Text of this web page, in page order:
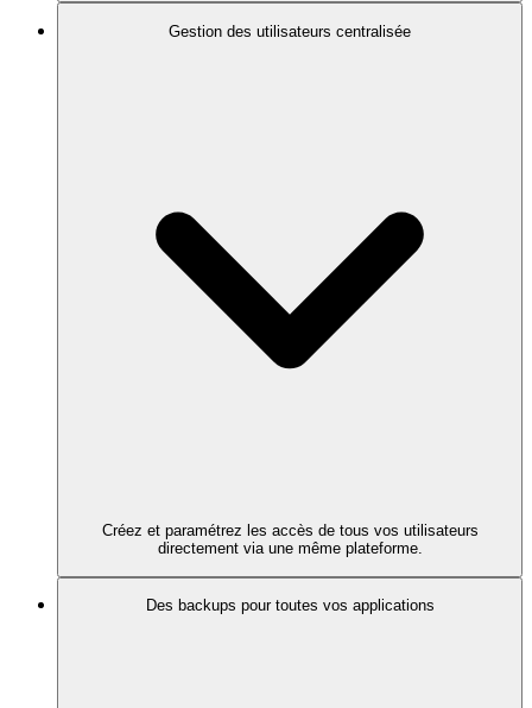
Gestion des utilisateurs centralisée
Créez et paramétrez les accès de tous vos utilisateurs
directement via une même plateforme.
Des backups pour toutes vos applications